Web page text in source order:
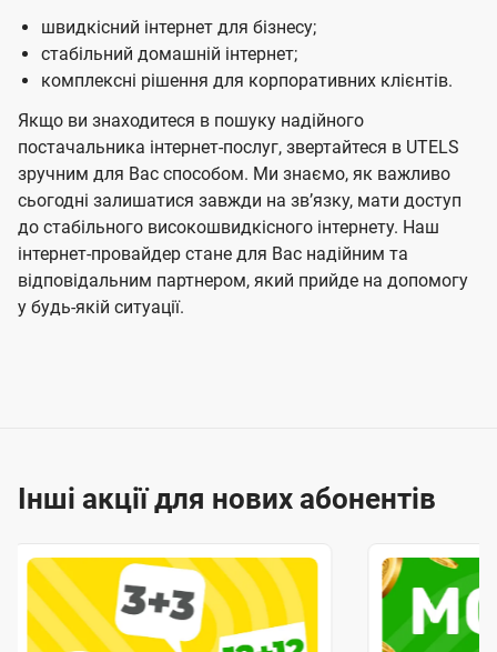
швидкісний інтернет для бізнесу;
стабільний домашній інтернет;
комплексні рішення для корпоративних клієнтів.
Якщо ви знаходитеся в пошуку надійного
постачальника інтернет-послуг, звертайтеся в UTELS
зручним для Вас способом. Ми знаємо, як важливо
сьогодні залишатися завжди на звʼязку, мати доступ
до стабільного високошвидкісного інтернету. Наш
інтернет-провайдер стане для Вас надійним та
відповідальним партнером, який прийде на допомогу
у будь-якій ситуації.
Інші акції для нових абонентів